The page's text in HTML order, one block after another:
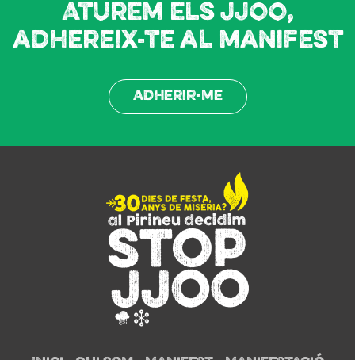
Aturem els JJOO,
adhereix-te al manifest
Adherir-me